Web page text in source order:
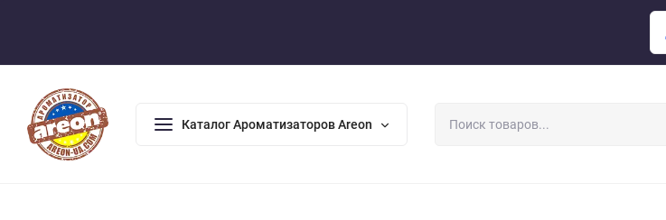
Каталог Ароматизаторов Areon